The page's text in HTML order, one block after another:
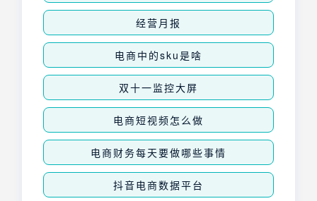
经营月报
电商中的sku是啥
双十一监控大屏
电商短视频怎么做
电商财务每天要做哪些事情
抖音电商数据平台